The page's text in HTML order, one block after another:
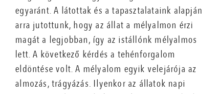
egyaránt. A látottak és a tapasztalataink alapján
arra jutottunk, hogy az állat a mélyalmon érzi
magát a legjobban, így az istállónk mélyalmos
lett. A következő kérdés a tehénforgalom
eldöntése volt. A mélyalom egyik velejárója az
almozás, trágyázás. Ilyenkor az állatok napi